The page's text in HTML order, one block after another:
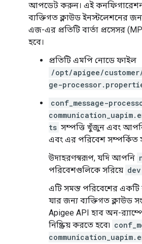
আপডেট করুন। এই কনফিগারেশন
ব্যক্তিগত ক্লাউড ইনস্টলেশনের
এজ-এর প্রতিটি বার্তা প্রসেসর
হবে।
প্রতিটি এমপি নোডে ফাইল
/opt/apigee/
ge-
conf_message-
ts সম্পত্তি খুঁজুন এবং আপনি
এবং এর পরিবেশ সম্পর্কিত
উদাহরণস্বরূপ, যদি আপনি
পরিবেশগুলিকে সরিয়ে dev
এটি সমস্ত পরিবেশের
যার জন্য ব্যক্তিগত ক্লাউড
Apigee API হাব অন-
নিষ্ক্রিয় করতে হবে৷